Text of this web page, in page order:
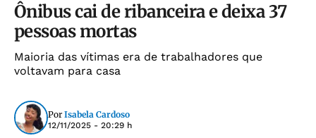
Ônibus cai de ribanceira e deixa 37
pessoas mortas
Maioria das vítimas era de trabalhadores que
voltavam para casa
Por Isabela Cardoso
12/11/2025 - 20:29 h